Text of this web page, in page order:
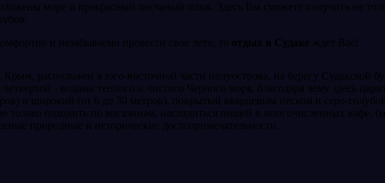
море и прекрасный песчаный пляж. Здесь Вы сможете получить не
и незабываемо провести свое лето, то отдых в Судаке ждет Вас!
Крым, расположен в юго-восточной части полуострова, на берегу
- водами теплого и чистого Черного моря, благодаря чему здесь
и широкий (от 6 до 30 метров), покрытый кварцевым песком и серо-
только походить по магазинам, насладиться пищей в многочисленных кафе,
природные и исторические достопримечательности.